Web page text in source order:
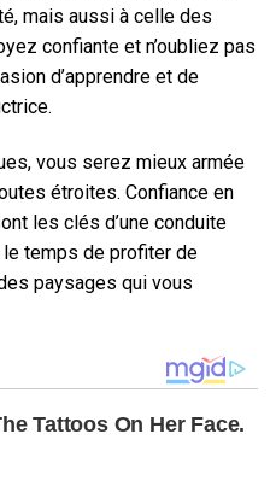
mais aussi à celle des
confiante et n’oubliez pas
d’apprendre et de
vous serez mieux armée
étroites. Confiance en
les clés d’une conduite
temps de profiter de
paysages qui vous